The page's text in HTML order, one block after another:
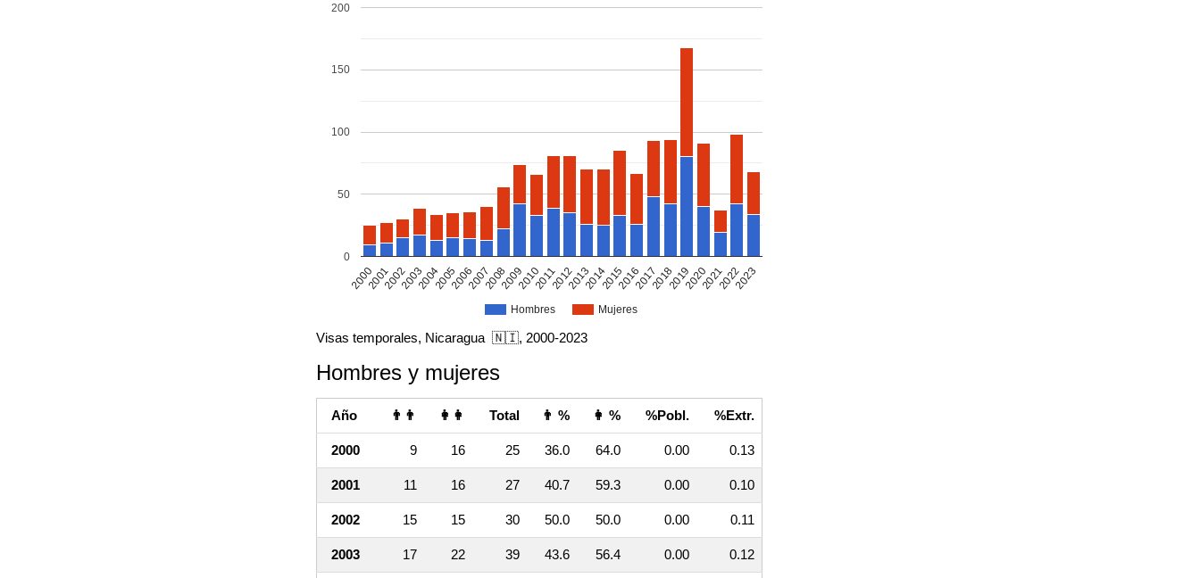
Hombres Mujeres
200020012002200320042005200620072008200920102011201220132014201520162017201820192020202120222023
0
50
100
150
200
Visas temporales, Nicaragua 🇳🇮, 2000-2023
Hombres y mujeres
Año 👨👨 👩👩 Total 👨 % 👩 % %Pobl. %Extr.
2000 9 16 25 36.0 64.0 0.00 0.13
2001 11 16 27 40.7 59.3 0.00 0.10
2002 15 15 30 50.0 50.0 0.00 0.11
2003 17 22 39 43.6 56.4 0.00 0.12